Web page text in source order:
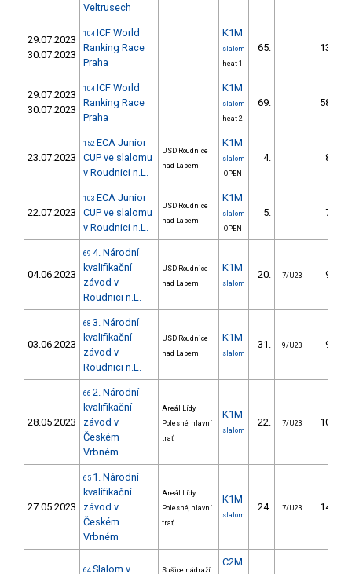
Veltrusech
29.07.2023
30.07.2023
104 ICF World
Ranking Race
Praha
K1M
slalom
heat 1
65. 13.89
29.07.2023
30.07.2023
104 ICF World
Ranking Race
Praha
K1M
slalom
heat 2
69. 58.30
23.07.2023
152 ECA Junior
CUP ve slalomu
v Roudnici n.L.
USD Roudnice
nad Labem
K1M
slalom
-OPEN
4. 8.36
22.07.2023
103 ECA Junior
CUP ve slalomu
v Roudnici n.L.
USD Roudnice
nad Labem
K1M
slalom
-OPEN
5. 7.99
04.06.2023
69 4. Národní
kvalifikační
závod v
Roudnici n.L.
USD Roudnice
nad Labem
K1M
slalom
20. 7/U23 9.86
03.06.2023
68 3. Národní
kvalifikační
závod v
Roudnici n.L.
USD Roudnice
nad Labem
K1M
slalom
31. 9/U23 9.95
28.05.2023
66 2. Národní
kvalifikační
závod v
Českém
Vrbném
Areál Lídy
Polesné, hlavní
trať
K1M
slalom
22. 7/U23 10.21
27.05.2023
65 1. Národní
kvalifikační
závod v
Českém
Vrbném
Areál Lídy
Polesné, hlavní
trať
K1M
slalom
24. 7/U23 14.89
64 Slalom v Sušice nádraží
C2M